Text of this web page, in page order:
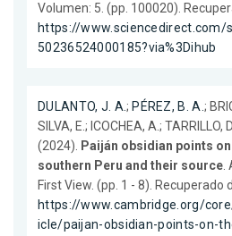
Volumen: 5. (pp. 100020).
https://
50236524000185?via%3Dihub
DULANTO, J. A.; PÉREZ, B. A.;
SILVA, E.; ICOCHEA, A.; TARRILLO,
(2024). Paiján obsidian points
southern Peru and their source.
First View. (pp. 1 - 8). Recuperado
https://www.cambridge.org/
icle/paijan-obsidian-points-on-